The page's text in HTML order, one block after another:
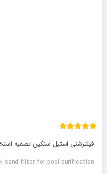
فیلترشنی استیل سنگین تصفیه
sand filter for pool purification